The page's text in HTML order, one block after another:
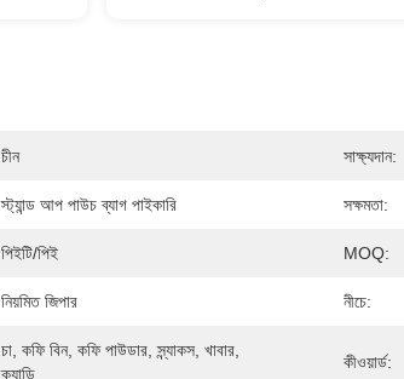
চীন সাক্ষ্যদান:
স্ট্যান্ড আপ পাউচ ব্যাগ পাইকারি সক্ষমতা:
পিইটি/পিই MOQ:
নিয়মিত জিপার নীচে:
চা, কফি বিন, কফি পাউডার, স্ন্যাকস, খাবার,
ক্যান্ডি
কীওয়ার্ড: